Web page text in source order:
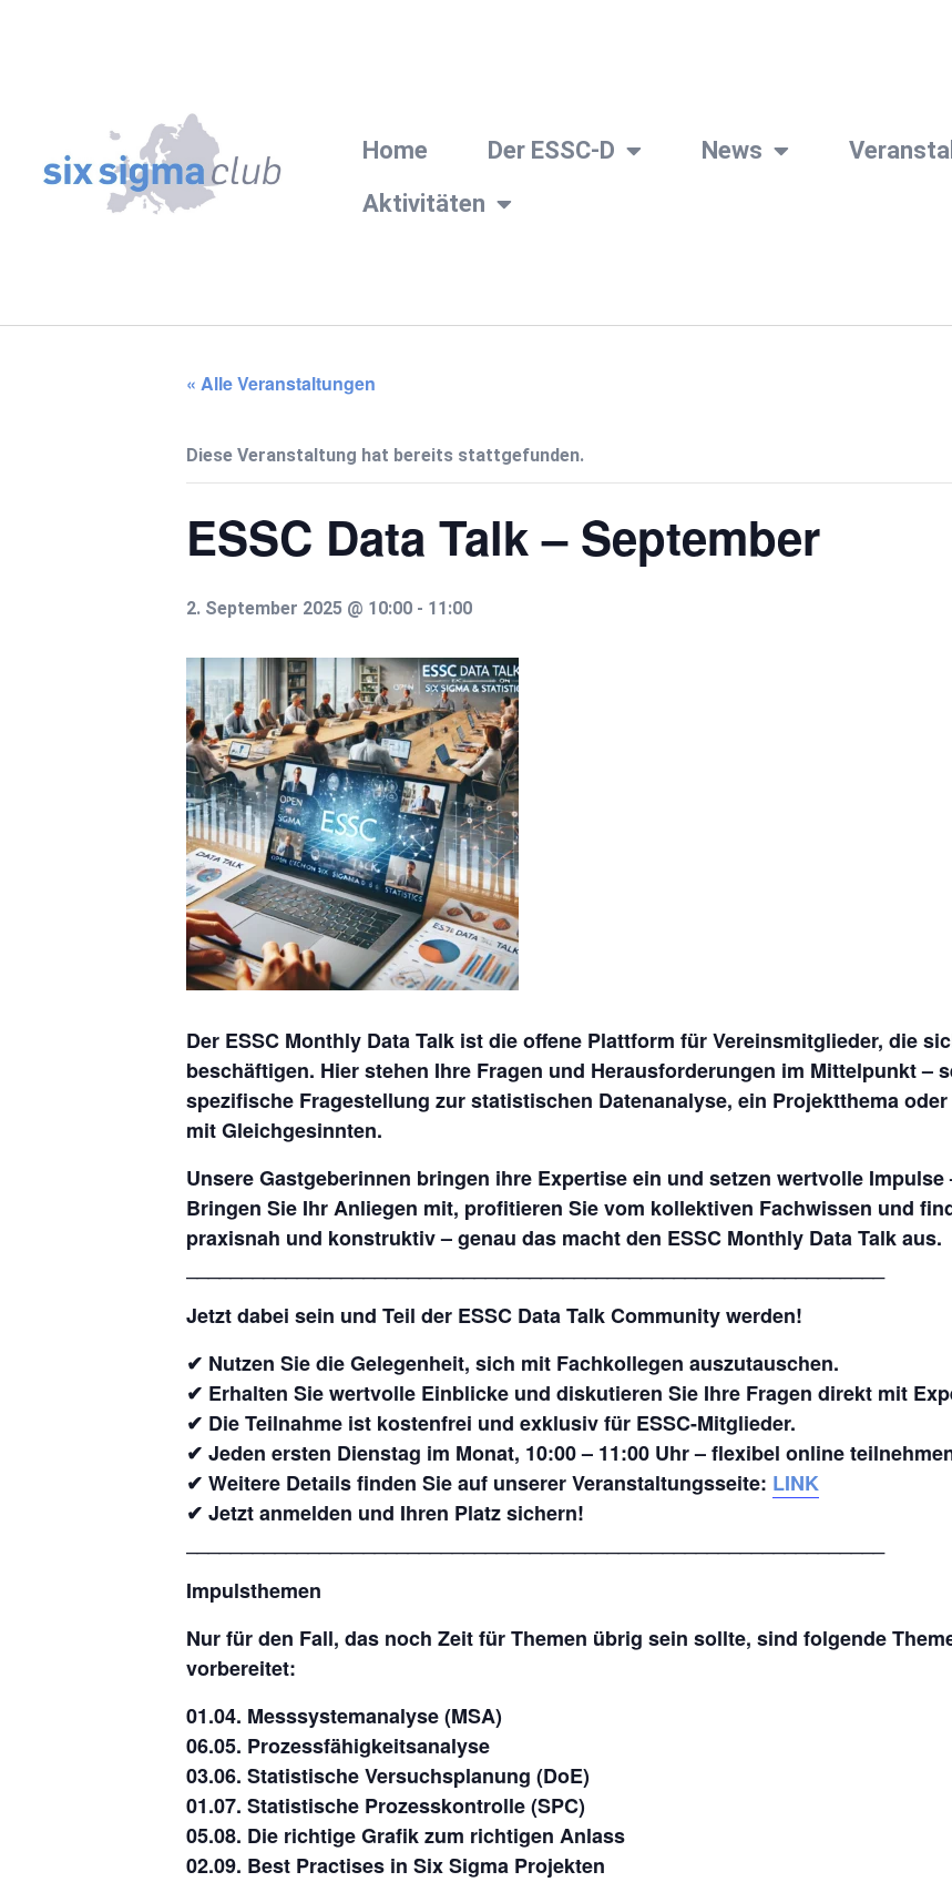
Home Der ESSC-D News
Aktivitäten
« Alle Veranstaltungen
Diese Veranstaltung hat bereits stattgefunden.
ESSC Data Talk – September
2. September 2025 @ 10:00 - 11:00
Der ESSC Monthly Data Talk ist die offene Plattform für Vereinsmitglieder, die
beschäftigen. Hier stehen Ihre Fragen und Herausforderungen im Mittelpunkt–
spezifische Fragestellung zur statistischen Datenanalyse, ein Projektthema
mit Gleichgesinnten.
Unsere Gastgeberinnen bringen ihre Expertise ein und setzen wertvolle
Bringen Sie Ihr Anliegen mit, profitieren Sie vom kollektiven Fachwissen und
praxisnah und konstruktiv – genau das macht den ESSC Monthly Data Talk aus.
Jetzt dabei sein und Teil der ESSC Data Talk Community werden!
✔ Nutzen Sie die Gelegenheit, sich mit Fachkollegen auszutauschen.
✔ Erhalten Sie wertvolle Einblicke und diskutieren Sie Ihre Fragen direkt mit
✔ Die Teilnahme ist kostenfrei und exklusiv für ESSC-Mitglieder.
✔ Jeden ersten Dienstag im Monat, 10:00 – 11:00 Uhr – flexibel online
✔ Weitere Details finden Sie auf unserer Veranstaltungsseite: LINK
✔ Jetzt anmelden und Ihren Platz sichern!
Impulsthemen
Nur für den Fall, das noch Zeit für Themen übrig sein sollte, sind folgende
vorbereitet:
01.04. Messsystemanalyse (MSA)
06.05. Prozessfähigkeitsanalyse
03.06. Statistische Versuchsplanung (DoE)
01.07. Statistische Prozesskontrolle (SPC)
05.08. Die richtige Grafik zum richtigen Anlass
02.09. Best Practises in Six Sigma Projekten